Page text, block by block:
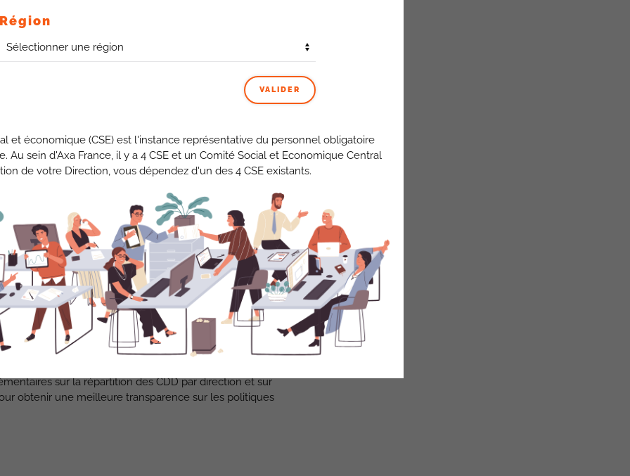
comme la Souscription et l’Actuariat continuent de
met en péril la capacité d’AXA France à maintenir
l’engagement continu des Fonctions Centrales
modifications législatives concernant les cotisations
le futur.
pourvoir, permettant un accompagnement plus efficace
devient cruciale pour évaluer la réelle dynamique de
à vos élus d’exercer pleinement leur mission de conseil
de femmes non-cadres. La CFDTsera vigilante à ces
novembre.
ambivalente : d’un côté, les
Fonctions Centrales
France, de l’autre, des défis persistants demeurent
professionnels.
sur la répartition des CDD par direction et sur
obtenir une meilleure transparence sur les politiques
Région
VALIDER
et économique (CSE) est l'instance représentative du personnel obligatoire
Au sein d'Axa France, il y a 4 CSE et un Comité Social et Economique Central
de votre Direction, vous dépendez d'un des 4 CSE existants.